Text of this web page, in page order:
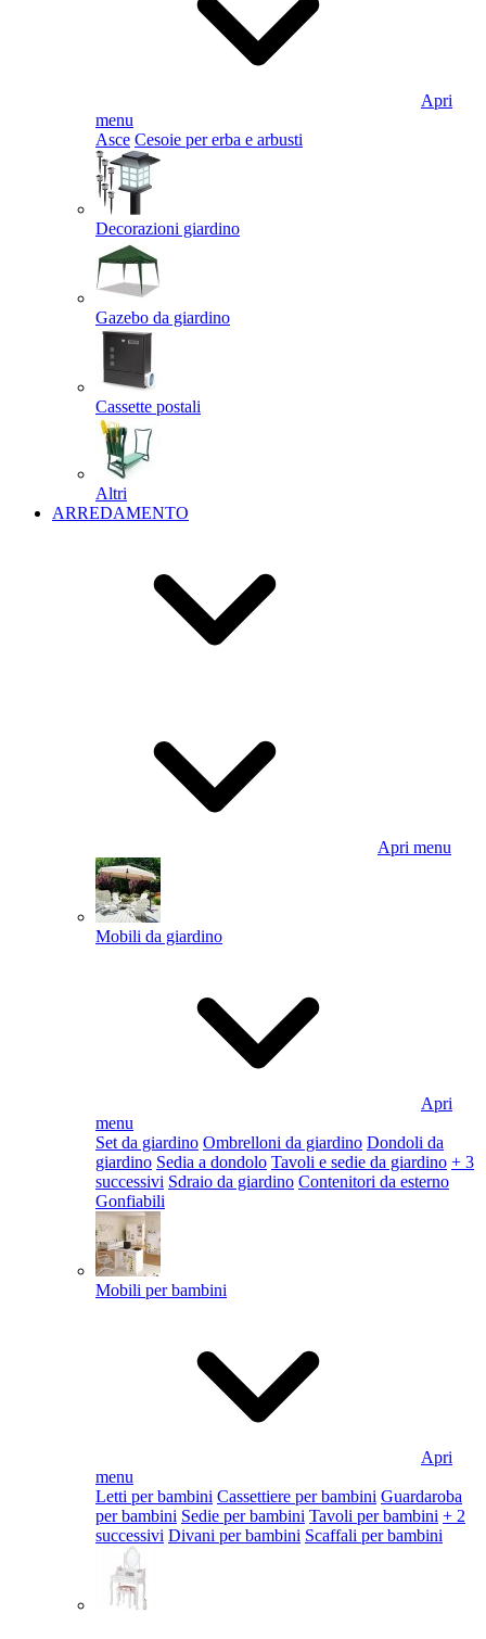
Apri
menu
Asce Cesoie per erba e arbusti
Decorazioni giardino
Gazebo da giardino
Cassette postali
Altri
ARREDAMENTO
Apri menu
Mobili da giardino
Apri
menu
Set da giardino Ombrelloni da giardino Dondoli da
giardino Sedia a dondolo Tavoli e sedie da giardino + 3
successivi Sdraio da giardino Contenitori da esterno
Gonfiabili
Mobili per bambini
Apri
menu
Letti per bambini Cassettiere per bambini Guardaroba
per bambini Sedie per bambini Tavoli per bambini + 2
successivi Divani per bambini Scaffali per bambini